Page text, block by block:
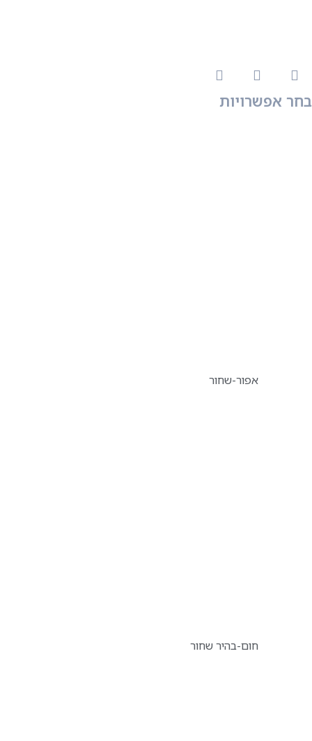
בחר אפשרויות
אפור-שחור
חום-בהיר שחור